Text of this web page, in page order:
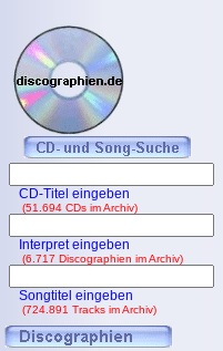
CD-Titel eingeben
(51.694 CDs im Archiv)
Interpret eingeben
(6.717 Discographien im Archiv)
Songtitel eingeben
(724.891 Tracks im Archiv)